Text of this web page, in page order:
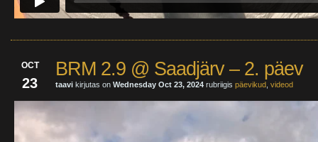
OCT
23
BRM 2.9 @ Saadjärv – 2. päev
taavi kirjutas on Wednesday Oct 23, 2024 rubriigis päevikud videod